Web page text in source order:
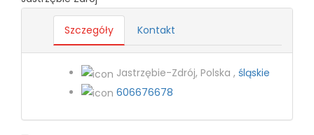
Szczegóły Kontakt
Jastrzębie-Zdrój, Polska , śląskie
606676678